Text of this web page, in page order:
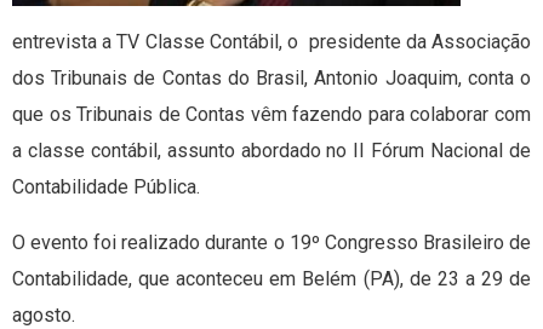
entrevista a TV Classe Contábil, o presidente da Associação
dos Tribunais de Contas do Brasil, Antonio Joaquim, conta o
que os Tribunais de Contas vêm fazendo para colaborar com
a classe contábil, assunto abordado no II Fórum Nacional de
Contabilidade Pública.
O evento foi realizado durante o 19º Congresso Brasileiro de
Contabilidade, que aconteceu em Belém (PA), de 23 a 29 de
agosto.